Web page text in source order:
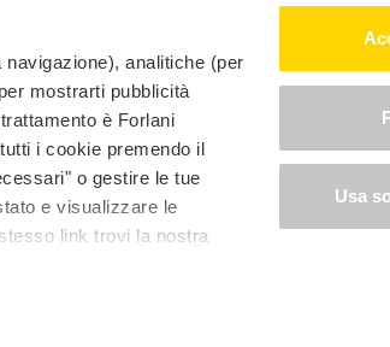
analitiche (per
mostrarti pubblicità
è Forlani
i cookie premendo il
o gestire le tue
e visualizzare le
link trovi la nostra
Usa
LINGUA:
SRL SB - P.Iva 04625180403
Privacy
STUDIO LEGALE - P.Iva 03581580408